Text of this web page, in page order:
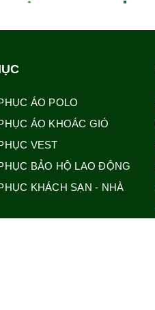
ÁO POLO
ÁO KHOÁC GIÓ
VEST
BẢO HỘ LAO ĐỘNG
KHÁCH SẠN - NHÀ